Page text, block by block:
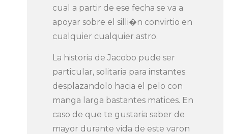
cual a partir de ese fecha se va a
apoyar sobre el silli�n convirtio en
cualquier cualquier astro.
La historia de Jacobo pude ser
particular, solitaria para instantes
desplazandolo hacia el pelo con
manga larga bastantes matices. En
caso de que te gustaria saber de
mayor durante vida de este varon